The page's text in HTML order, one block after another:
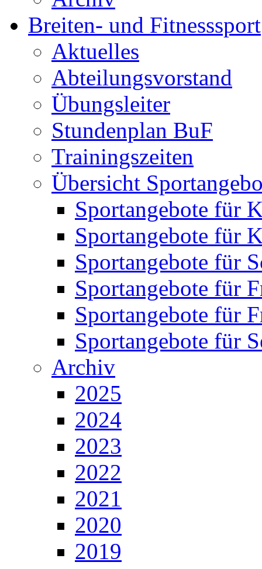
Breiten- und Fitnesssport
Aktuelles
Abteilungsvorstand
Übungsleiter
Stundenplan BuF
Trainingszeiten
Übersicht
Sportangebote für
Sportangebote für
Sportangebote für
Sportangebote für
Sportangebote für
Sportangebote für
Archiv
2025
2024
2023
2022
2021
2020
2019